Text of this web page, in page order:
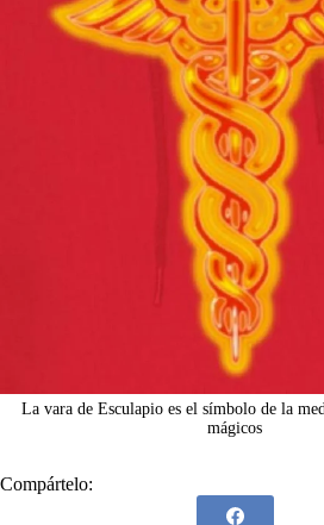
La vara de Esculapio es el símbolo de la
mágicos
Compártelo: